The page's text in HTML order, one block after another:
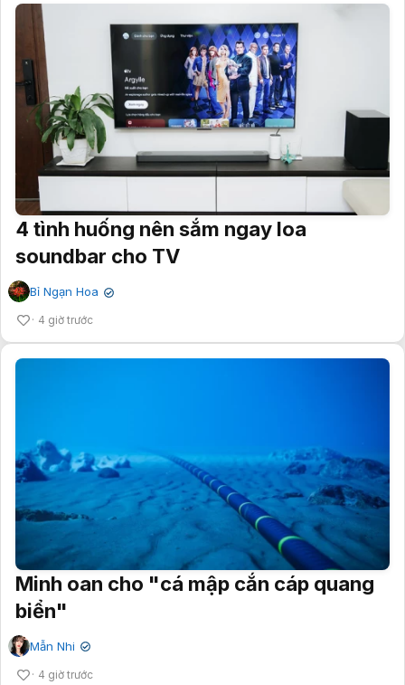
4 tình huống nên sắm ngay loa
soundbar cho TV
Bỉ Ngạn Hoa ✔
4 giờ trước
Minh oan cho "cá mập cắn cáp quang
biển"
Mẫn Nhi ✔
4 giờ trước